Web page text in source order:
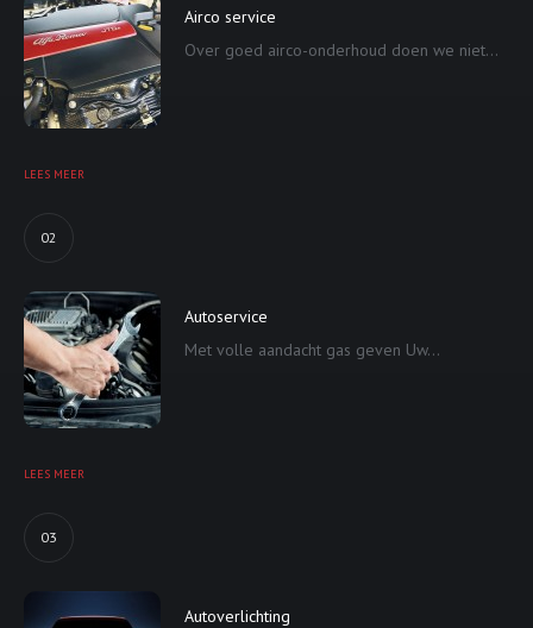
Airco service
Over goed airco-onderhoud doen we niet...
LEES MEER
02
Autoservice
Met volle aandacht gas geven Uw...
LEES MEER
03
Autoverlichting